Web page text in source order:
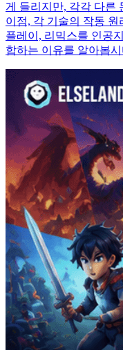
게 들리지만, 각각 다른
이점, 각 기술의 작동 원
플레이, 리믹스를 인공
합하는 이유를 알아봅시